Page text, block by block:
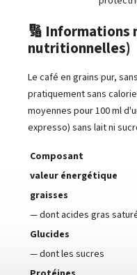
🔢 Informations
nutritionnelles)
Le café en grains pur,
pratiquement sans
moyennes pour 100 ml
expresso) sans lait ni
Composant
valeur énergétique
graisses
— dont acides gras
Glucides
— dont les sucres